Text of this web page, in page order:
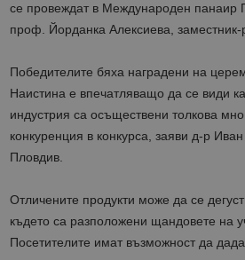
се провеждат в Международен панаир
проф. Йорданка Алексиева, заместник-
Победителите бяха наградени на
Наистина е впечатляващо да се види
индустрия са осъществени толкова
конкуренция в конкурса, заяви д-р
Пловдив.
Отличените продукти може да се
където са разположени щандовете на
Посетителите имат възможност да